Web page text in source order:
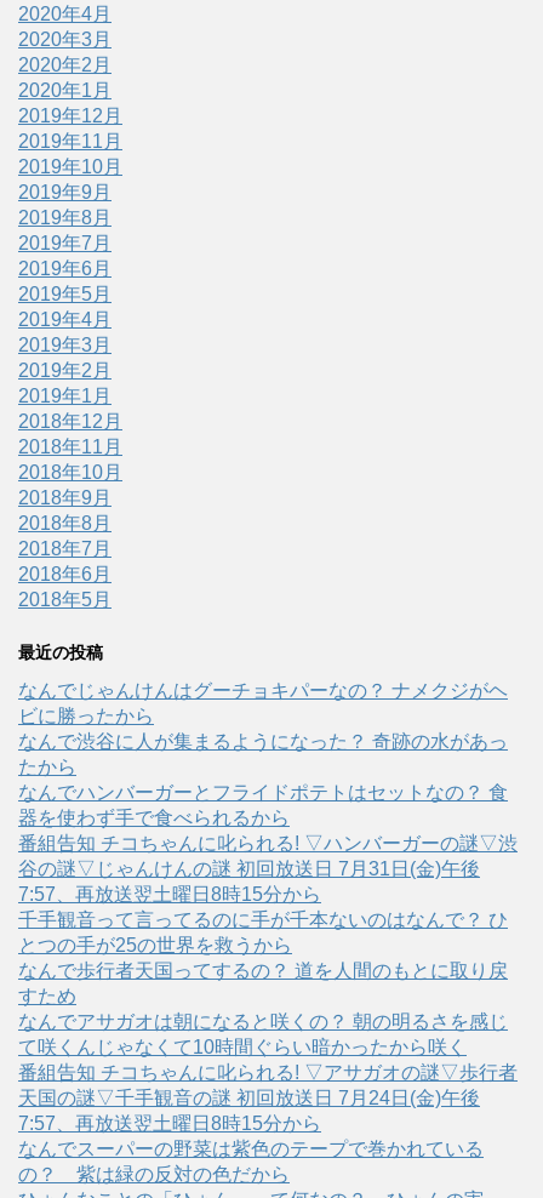
2020年4月
2020年3月
2020年2月
2020年1月
2019年12月
2019年11月
2019年10月
2019年9月
2019年8月
2019年7月
2019年6月
2019年5月
2019年4月
2019年3月
2019年2月
2019年1月
2018年12月
2018年11月
2018年10月
2018年9月
2018年8月
2018年7月
2018年6月
2018年5月
最近の投稿
なんでじゃんけんはグーチョキパーなの？ ナメクジがヘ
ビに勝ったから
なんで渋谷に人が集まるようになった？ 奇跡の水があっ
たから
なんでハンバーガーとフライドポテトはセットなの？ 食
器を使わず手で食べられるから
番組告知 チコちゃんに叱られる! ▽ハンバーガーの謎▽渋
谷の謎▽じゃんけんの謎 初回放送日 7月31日(金)午後
7:57、再放送翌土曜日8時15分から
千手観音って言ってるのに手が千本ないのはなんで？ ひ
とつの手が25の世界を救うから
なんで歩行者天国ってするの？ 道を人間のもとに取り戻
すため
なんでアサガオは朝になると咲くの？ 朝の明るさを感じ
て咲くんじゃなくて10時間ぐらい暗かったから咲く
番組告知 チコちゃんに叱られる! ▽アサガオの謎▽歩行者
天国の謎▽千手観音の謎 初回放送日 7月24日(金)午後
7:57、再放送翌土曜日8時15分から
なんでスーパーの野菜は紫色のテープで巻かれている
の？ 紫は緑の反対の色だから